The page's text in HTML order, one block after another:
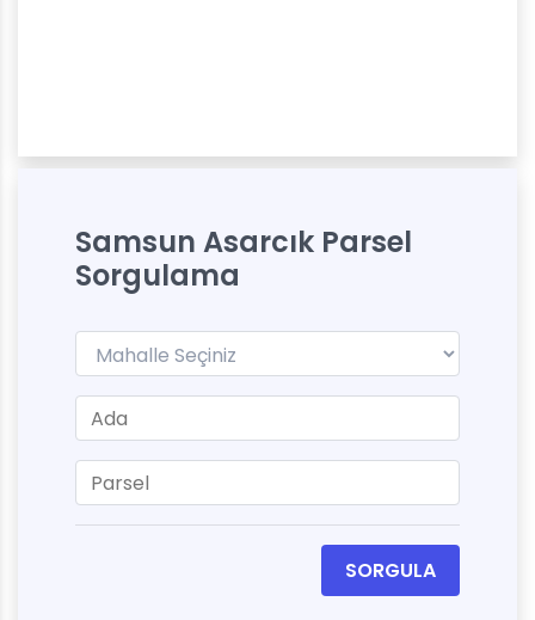
Samsun Asarcık Parsel
Sorgulama
SORGULA